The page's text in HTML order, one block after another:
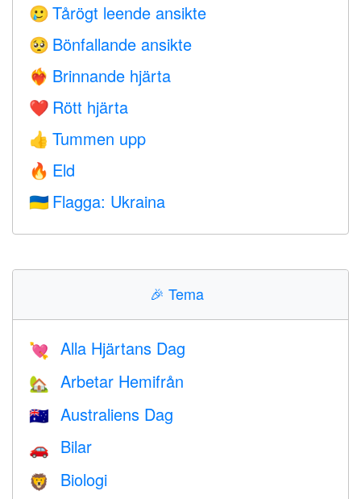
🥲 Tårögt leende ansikte
🥺 Bönfallande ansikte
❤️‍🔥 Brinnande hjärta
❤️ Rött hjärta
👍 Tummen upp
🔥 Eld
🇺🇦 Flagga: Ukraina
🎉 Tema
💘 Alla Hjärtans Dag
🏡 Arbetar Hemifrån
🇦🇺 Australiens Dag
🚗 Bilar
🦁 Biologi